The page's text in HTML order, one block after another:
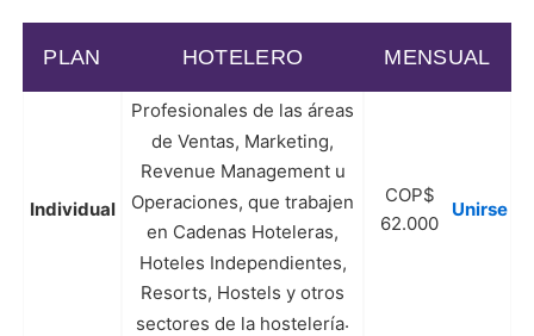
PLAN HOTELERO MENSUAL
Individual
Profesionales de las áreas
de Ventas, Marketing,
Revenue Management u
Operaciones, que trabajen
en Cadenas Hoteleras,
Hoteles Independientes,
Resorts, Hostels y otros
sectores de la hostelería.
COP$
62.000
Unirse